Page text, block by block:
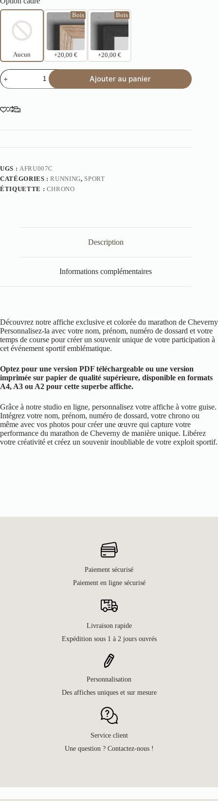
Aucun
Bois
+20,00 €
Bois
+20,00 €
Ajouter au panier
UGS : AFRU007C
CATÉGORIES :RUNNING, SPORT
ÉTIQUETTE : CHRONO
Description
Informations complémentaires
Découvrez notre affiche exclusive et colorée du marathon de Cheverny
Personnalisez-la avec votre nom, prénom, numéro de dossard et votre
temps de course pour créer un souvenir unique de votre participation à
cet événement sportif emblématique.
Optez pour une version PDF téléchargeable ou une version
imprimée sur papier de qualité supérieure, disponible en formats
A4, A3 ou A2 pour cette superbe affiche.
Grâce à notre studio en ligne, personnalisez votre affiche à votre guise.
Intégrez votre nom, prénom, numéro de dossard, votre chrono ou
même avec vos photos pour créer une œuvre qui capture votre
performance du marathon de Cheverny de manière unique. Libérez
votre créativité et créez un souvenir inoubliable de votre exploit sportif.
Paiement sécurisé
Paiement en ligne sécurisé
Livraison rapide
Expédition sous 1 à 2 jours ouvrés
Personnalisation
Des affiches uniques et sur mesure
Service client
Une question ? Contactez-nous !